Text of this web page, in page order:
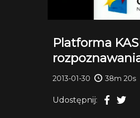
Platforma
2013-01-30 38m 20s
Udostępnij: